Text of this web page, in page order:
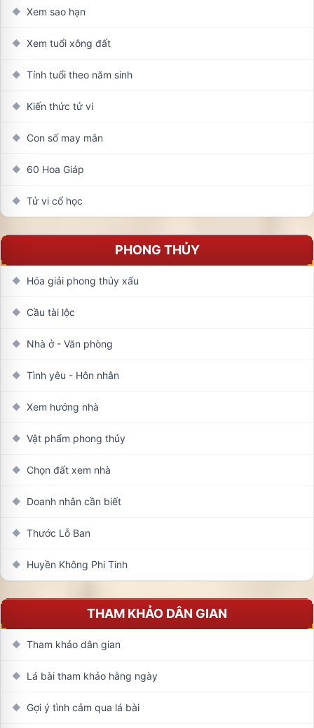
◆ Xem sao hạn
◆ Xem tuổi xông đất
◆ Tính tuổi theo năm sinh
◆ Kiến thức tử vi
◆ Con số may mắn
◆ 60 Hoa Giáp
◆ Tử vi cổ học
PHONG THỦY
◆ Hóa giải phong thủy xấu
◆ Cầu tài lộc
◆ Nhà ở - Văn phòng
◆ Tình yêu - Hôn nhân
◆ Xem hướng nhà
◆ Vật phẩm phong thủy
◆ Chọn đất xem nhà
◆ Doanh nhân cần biết
◆ Thước Lỗ Ban
◆ Huyền Không Phi Tinh
THAM KHẢO DÂN GIAN
◆ Tham khảo dân gian
◆ Lá bài tham khảo hằng ngày
◆ Gợi ý tình cảm qua lá bài